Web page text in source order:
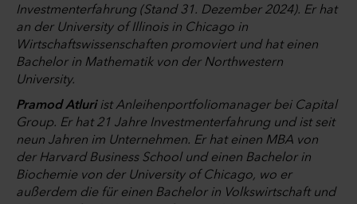
Investmenterfahrung (Stand 31. Dezember 2024). Er hat
an der University of Illinois in Chicago in
Wirtschaftswissenschaften promoviert und hat einen
Bachelor in Mathematik von der Northwestern
University.
Pramod Atluriist Anleihenportfoliomanager bei Capital
Group. Er hat 21 Jahre Investmenterfahrung und ist seit
neun Jahren im Unternehmen. Er hat einen MBA von
der Harvard Business School und einen Bachelor in
Biochemie von der University of Chicago, wo er
außerdem die für einen Bachelor in Volkswirtschaft und